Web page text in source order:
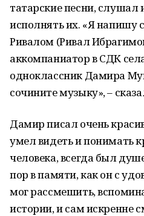
татарские песни, слушал
исполнять их. «Я напишу
Ривалом (Ривал
аккомпаниатор в СДК
одноклассник Дамира
сочините музыку», –
Дамир писал очень
умел видеть и понимать
человека, всегда был
пор в памяти, как он с
мог рассмешить,
истории, и сам искренне